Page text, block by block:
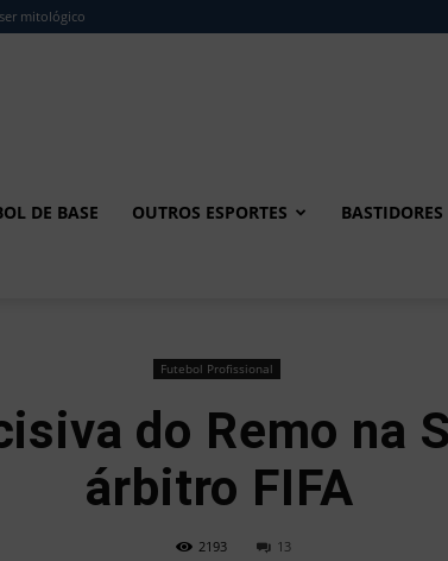
mitológico
DE BASE OUTROS ESPORTES BASTIDORES
Futebol Profissional
do Remo na
árbitro FIFA
2193 13